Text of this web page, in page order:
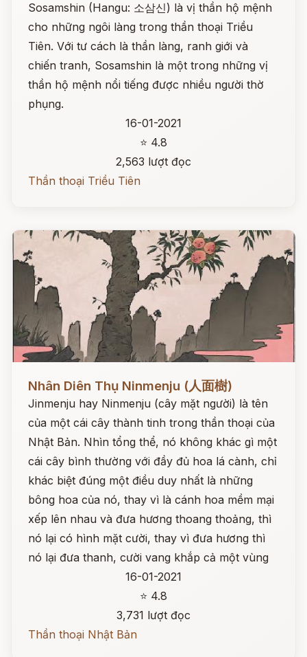
Sosamshin (Hangu: 소삼신) là vị thần hộ mệnh
cho những ngôi làng trong thần thoại Triều
Tiên. Với tư cách là thần làng, ranh giới và
chiến tranh, Sosamshin là một trong những vị
thần hộ mệnh nổi tiếng được nhiều người thờ
phụng.
16-01-2021
⭐ 4.8
2,563 lượt đọc
Thần thoại Triều Tiên
Nhân Diên Thụ Ninmenju (人面樹)
Jinmenju hay Ninmenju (cây mặt người) là tên
của một cái cây thành tinh trong thần thoại của
Nhật Bản. Nhìn tổng thể, nó không khác gì một
cái cây bình thường với đầy đủ hoa lá cành, chỉ
khác biệt đúng một điều duy nhất là những
bông hoa của nó, thay vì là cánh hoa mềm mại
xếp lên nhau và đưa hương thoang thoảng, thì
nó lại có hình mặt cười, thay vì đưa hương thì
nó lại đưa thanh, cười vang khắp cả một vùng
16-01-2021
⭐ 4.8
3,731 lượt đọc
Thần thoại Nhật Bản